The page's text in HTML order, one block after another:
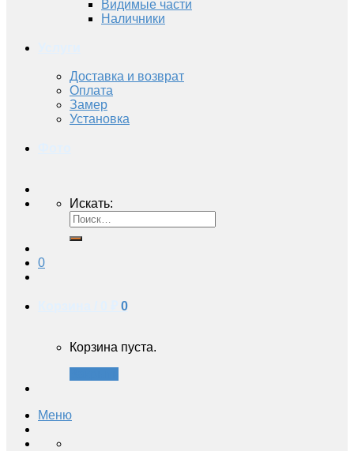
Видимые части
Наличники
Доставка и возврат
Оплата
Замер
Установка
Искать:
0
0
Корзина пуста.
Меню